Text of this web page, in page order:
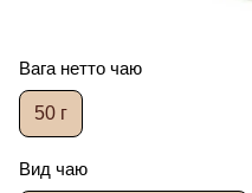
Вага нетто чаю
50 г
Вид чаю